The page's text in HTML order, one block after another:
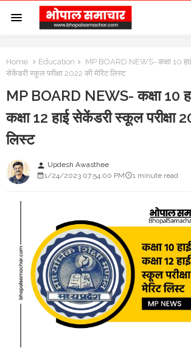
Home Education
MP BOARD NEWS- कक्षा 10
सेकेंडरी स्कूल परीक्षा 2022 की मेरिट लिस्ट
MP BOARD NEWS- कक्षा 10
कक्षा 12 हाई सेकेंडरी स्कूल परीक्षा
लिस्ट
person Updesh Awasthee
1/24/2023 07:54:00 PM
1 minute read